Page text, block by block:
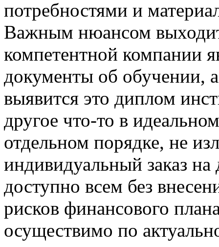
потребностями и
Важным нюансом
компетентной компании
документы об обучении,
выявится это диплом
другое что-то в
отдельном порядке, не
индивидуальный заказ
доступно всем без
рисков финансового
осуществимо по